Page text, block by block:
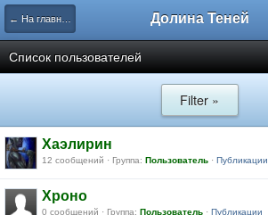
← На главную Долина Теней
Список пользователей
Filter »
Хаэлирин
12 сообщений · Группа: Пользователь · Публикации
Хроно
0 сообщений · Группа: Пользователь · Публикации